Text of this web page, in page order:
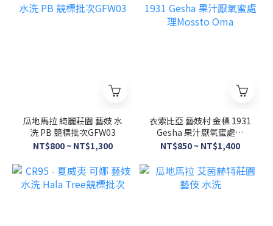
瓜地馬拉 綺麗莊園 藝妓 水
洗 PB 競標批次GFW03
NT$800 ~ NT$1,300
衣索比亞 藝妓村 金標 1931
Gesha 果汁厭氧蜜處理
Mossto Oma
NT$850 ~ NT$1,400